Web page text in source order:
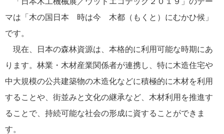
マは「木の国日本 時は今 木都（もくと）にむかひ候」
です。
現在、日本の森林資源は、本格的に利用可能な時期にあ
ります。林業・木材産業関係者が連携し、特に木造住宅や
中大規模の公共建築物の木造化などに積極的に木材を利用
することや、街並みと文化の継承など、木材利用を推進す
ることで、持続可能な社会の形成に資することができま
す。